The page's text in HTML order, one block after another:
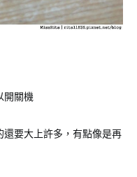
開關機
要大上許多，有點像是再